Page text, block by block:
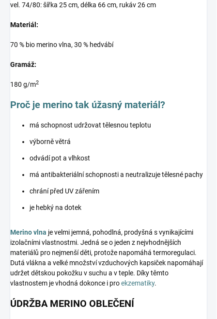
vel. 74/80: šířka 25 cm, délka 66 cm, rukáv 26 cm
Materiál:
70 % bio merino vlna, 30 % hedvábí
Gramáž:
180 g/m2
Proč je merino tak úžasný materiál?
má schopnost udržovat tělesnou teplotu
výborně větrá
odvádí pot a vlhkost
má antibakteriální schopnosti a neutralizuje tělesné pachy
chrání před UV zářením
je hebký na dotek
Merino vlna je velmi jemná, pohodlná, prodyšná s vynikajícími
izolačními vlastnostmi. Jedná se o jeden z nejvhodnějších
materiálů pro nejmenší děti, protože napomáhá termoregulaci.
Dutá vlákna a velké množství vzduchových kapsiček napomáhají
udržet dětskou pokožku v suchu a v teple. Díky těmto
vlastnostem je vhodná dokonce i proekzematiky.
ÚDRŽBA MERINO OBLEČENÍ